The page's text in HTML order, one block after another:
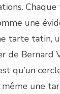
Chaque
une
tarte tatin,
de Bernard
qu’un
même une